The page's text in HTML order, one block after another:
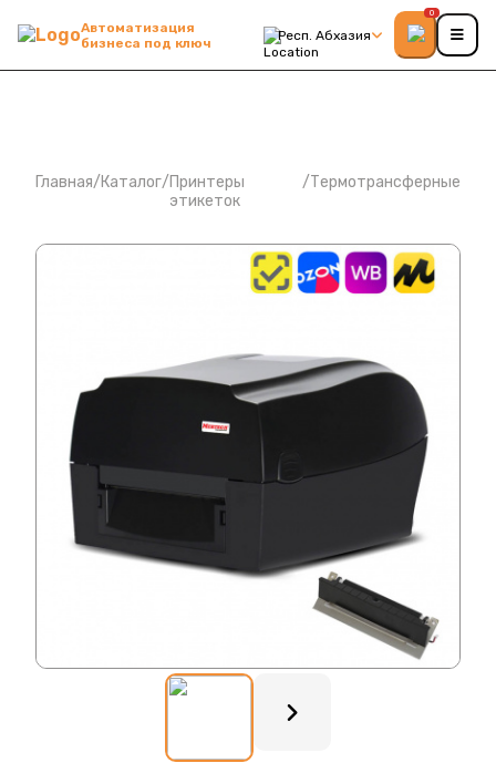
Автоматизация
бизнеса под ключ
Респ. Абхазия
0
Главная/Каталог/Принтеры
этикеток
/Термотрансферные